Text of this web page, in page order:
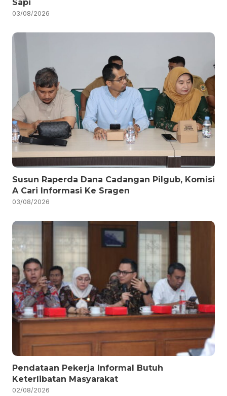
Sapi
03/08/2026
Susun Raperda Dana Cadangan Pilgub, Komisi
A Cari Informasi Ke Sragen
03/08/2026
Pendataan Pekerja Informal Butuh
Keterlibatan Masyarakat
02/08/2026